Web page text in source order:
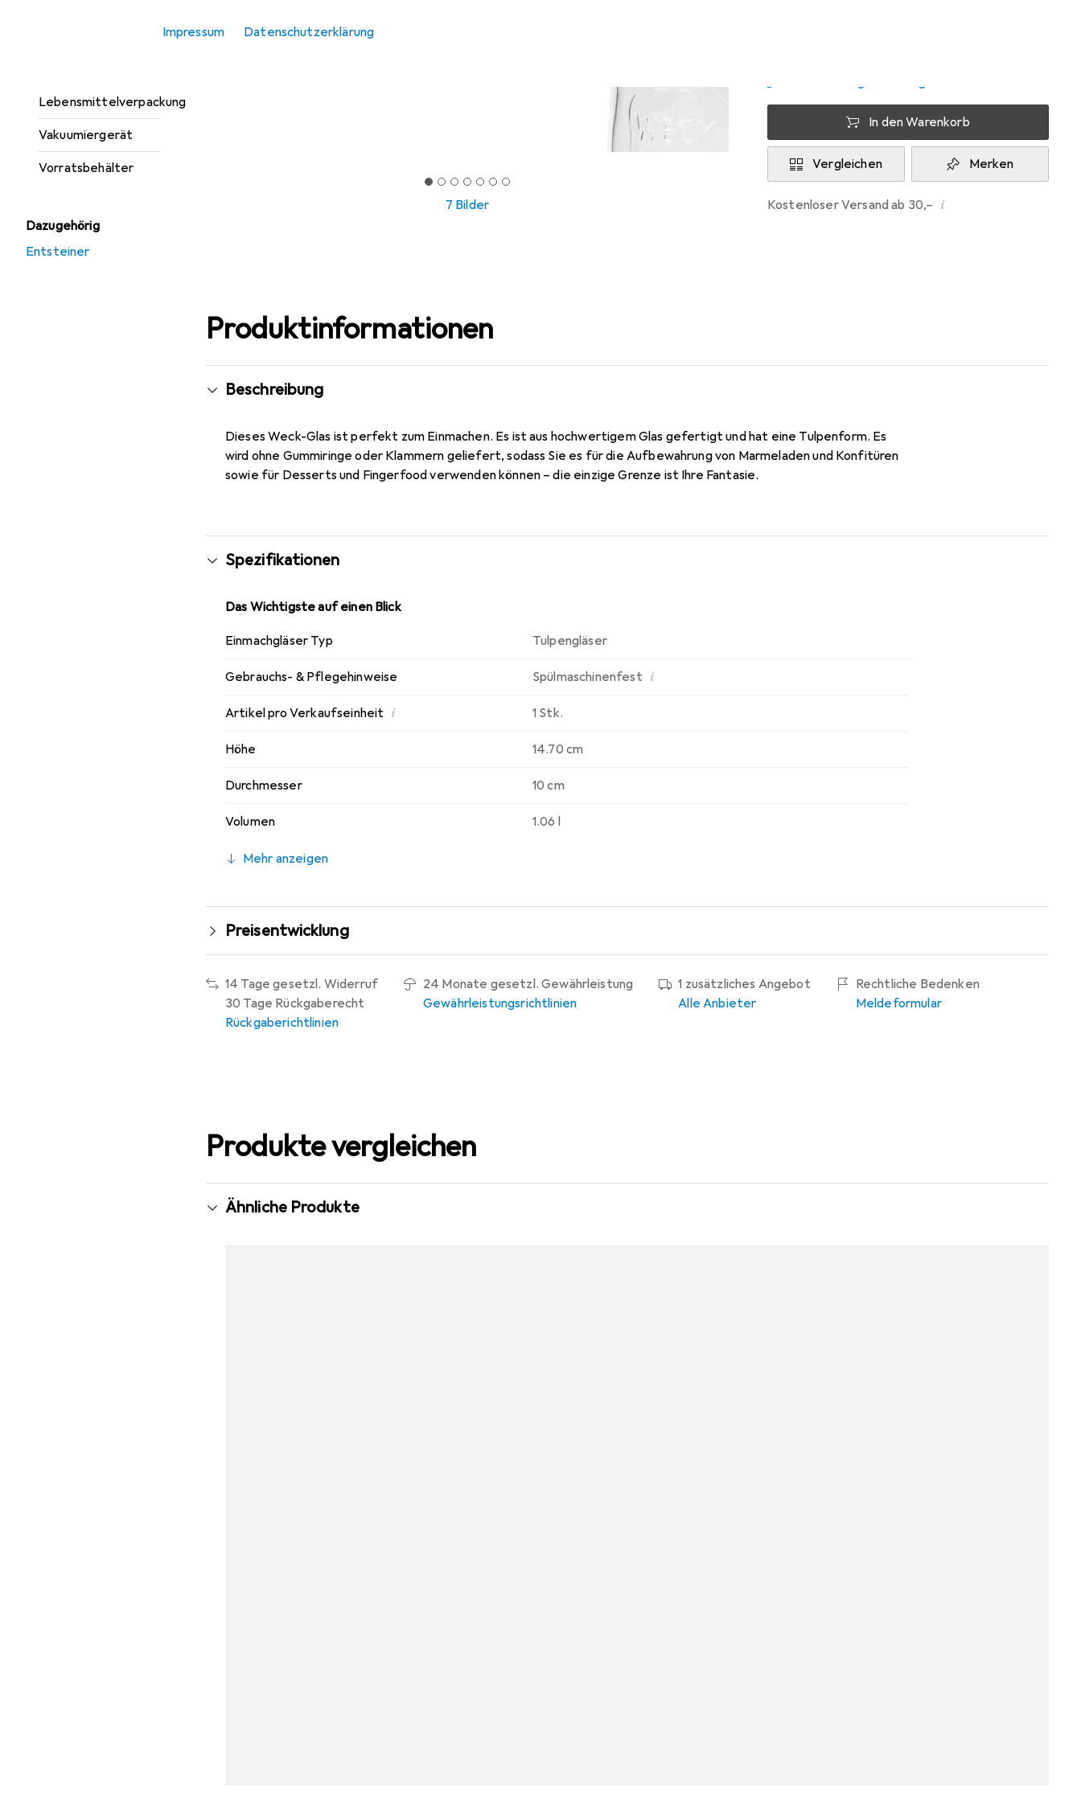
Impressum Datenschutzerklärung
Lebensmittelverpackung
Vakuumiergerät
Vorratsbehälter
Dazugehörig
Entsteiner
7 Bilder
In den Warenkorb
Vergleichen Merken
Kostenloser Versand ab 30,– i
Produktinformationen
Beschreibung
Dieses Weck-Glas ist perfekt zum Einmachen. Es ist aus hochwertigem Glas gefertigt und hat eine Tulpenform. Es
wird ohne Gummiringe oder Klammern geliefert, sodass Sie es für die Aufbewahrung von Marmeladen und Konfitüren
sowie für Desserts und Fingerfood verwenden können – die einzige Grenze ist Ihre Fantasie.
Spezifikationen
Das Wichtigste auf einen Blick
Einmachgläser Typ Tulpengläser
Gebrauchs- & Pflegehinweise Spülmaschinenfest i
Artikel pro Verkaufseinheit i 1 Stk.
Höhe 14.70 cm
Durchmesser 10 cm
Volumen 1.06 l
Mehr anzeigen
Preisentwicklung
14 Tage gesetzl. Widerruf
30 Tage Rückgaberecht
Rückgaberichtlinien
24 Monate gesetzl. Gewährleistung
Gewährleistungsrichtlinien
1 zusätzliches Angebot
Alle Anbieter
Rechtliche Bedenken
Meldeformular
Produkte vergleichen
Ähnliche Produkte